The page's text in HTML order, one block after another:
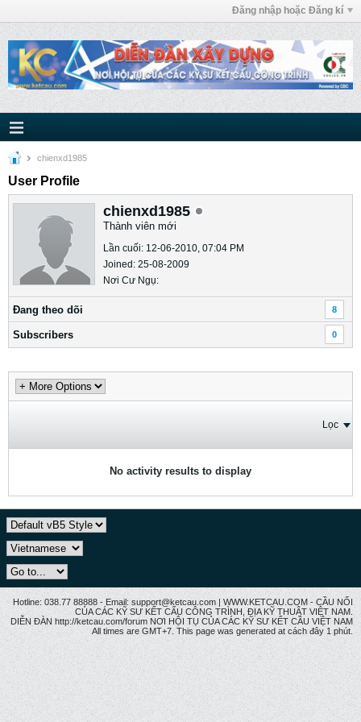
Đăng nhập hoặc Đăng kí
chienxd1985
User Profile
chienxd1985
Thành viên mới
Lần cuối: 12-06-2010, 07:04 PM
Joined: 25-08-2009
Nơi Cư Ngụ:
Ðang theo dõi 8
Subscribers 0
Lọc
No activity results to display
Hotline: 038.77 88888 - Email: support@ketcau.com | WWW.KETCAU.COM - CẦU NỐI
CỦA CÁC KỸ SƯ KẾT CẤU CÔNG TRÌNH, ĐỊA KỸ THUẬT VIỆT NAM.
DIỄN ĐÀN http://ketcau.com/forum NƠI HỘI TỤ CỦA CÁC KỸ SƯ KẾT CÂU VIỆT NAM
All times are GMT+7. This page was generated at cách đây 1 phút.